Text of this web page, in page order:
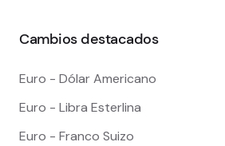
Cambios destacados
Euro - Dólar Americano
Euro - Libra Esterlina
Euro - Franco Suizo